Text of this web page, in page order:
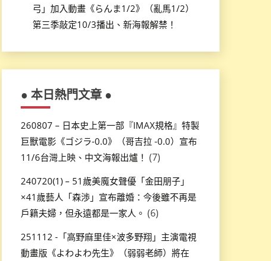
弓」加入動畫《らんま1/2》（亂馬1/2）
第三季敲定10/3播出、新海報解禁！
● 本日熱門文章 ●
260807 – 日本史上第一部『IMAX規格』特製
巨獸電影《ゴジラ-0.0》（哥吉拉 -0.0）宣布
11/6台灣上映、中文海報出爐！ (7)
240720(1) – 51歲美魔女聲優「金田朋子」
×41歲藝人「森渉」宣布離婚：今後雖不再是
戶籍夫婦，但永遠都是一家人。 (6)
251112 -「高野麻里佳×波多野翔」主演電視
動畫版《よわよわ先生》（弱弱老師）將在